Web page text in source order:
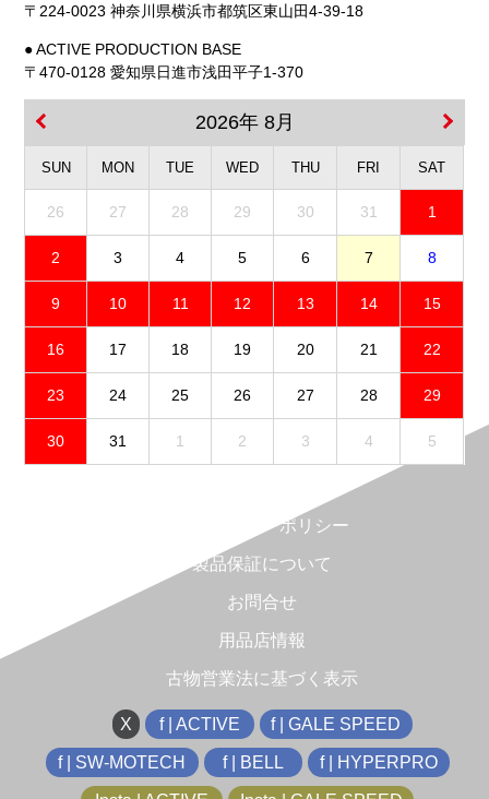
〒224-0023 神奈川県横浜市都筑区東山田4-39-18
● ACTIVE PRODUCTION BASE
〒470-0128 愛知県日進市浅田平子1-370
2026年 8月
SUN MON TUE WED THU FRI SAT
26 27 28 29 30 31 1
2 3 4 5 6 7 8
9 10 11 12 13 14 15
16 17 18 19 20 21 22
23 24 25 26 27 28 29
30 31 1 2 3 4 5
プライバシーポリシー
製品保証について
お問合せ
用品店情報
古物営業法に基づく表示
X f | ACTIVE f | GALE SPEED
f | SW-MOTECH f | BELL f | HYPERPRO